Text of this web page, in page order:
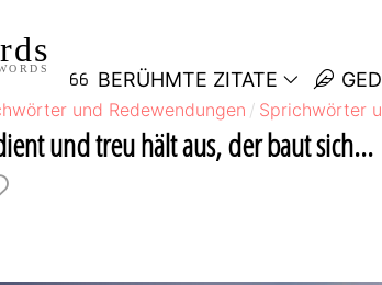
BERÜHMTE ZITATE
und Redewendungen Sprichwörter
und treu hält aus, der baut sich...